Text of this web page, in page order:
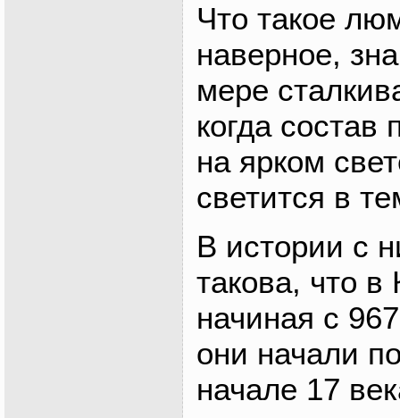
Что такое
наверное,
мере
когда состав
на ярком
светится в
В истории с
такова, что в
начиная с
они начали
начале 17